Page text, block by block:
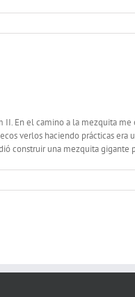
II. En el camino a la mezquita
verlos haciendo prácticas era
construir una mezquita gigante